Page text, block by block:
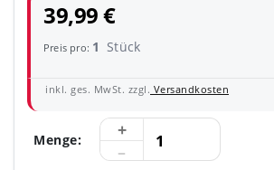
39,99 €
Preis pro: 1 Stück
inkl. ges. MwSt. zzgl. Versandkosten
Menge: